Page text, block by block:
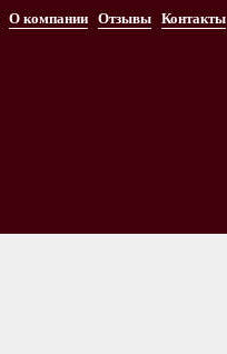
О компании Отзывы Контакты